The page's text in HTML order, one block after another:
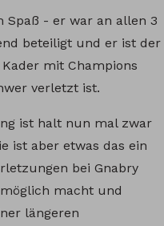
Spaß - er war an allen 3
beteiligt und er ist der
mit Champions
verletzt ist.
ist halt nun mal zwar
ist aber etwas das ein
bei Gnabry
macht und
längeren